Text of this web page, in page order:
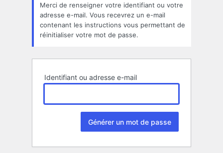
Merci de renseigner votre identifiant ou votre
adresse e-mail. Vous recevrez un e-mail
contenant les instructions vous permettant de
réinitialiser votre mot de passe.
Identifiant ou adresse e-mail